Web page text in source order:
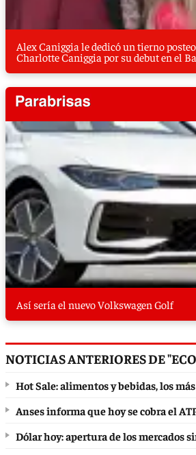
Alex Caniggia le dedicó un tierno
Charlotte Caniggia por su debut en el
Así sería el nuevo Volkswagen Golf
NOTICIAS ANTERIORES DE
Hot Sale: alimentos y bebidas, los
Anses informa que hoy se cobra el
Dólar hoy: apertura de los mercados